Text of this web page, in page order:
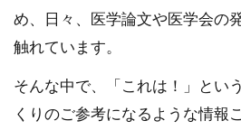
め、日々、医学論文や医学会の
触れています。
そんな中で、「これは！」とい
くりのご参考になるような情報